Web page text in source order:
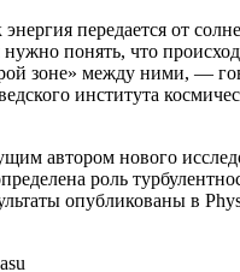
передается от
понять, что
зоне» между ними, —
института
автором нового
роль
опубликованы в